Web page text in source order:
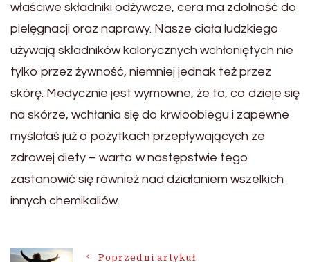
właściwe składniki odżywcze, cera ma zdolność do
pielęgnacji oraz naprawy. Nasze ciała ludzkiego
używają składników kalorycznych wchłoniętych nie
tylko przez żywność, niemniej jednak też przez
skórę. Medycznie jest wymowne, że to, co dzieje się
na skórze, wchłania się do krwioobiegu i zapewne
myślałaś już o pożytkach przepływających ze
zdrowej diety – warto w następstwie tego
zastanowić się również nad działaniem wszelkich
innych chemikaliów.
Poprzedni artykuł